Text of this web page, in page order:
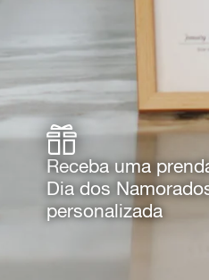
Receba uma
Dia dos
personalizada